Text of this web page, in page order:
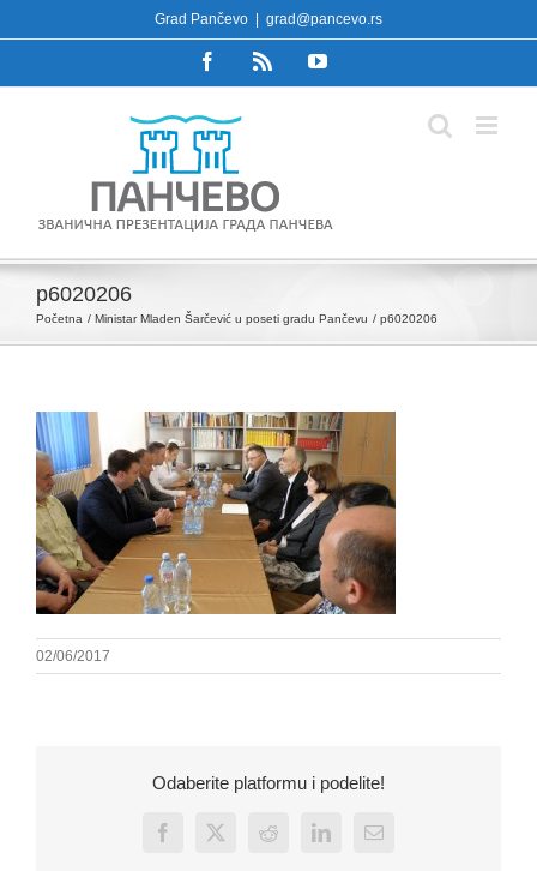
to
Grad Pančevo grad@pancevo.rs
FacebookRss YouTube
p6020206
Početna Ministar Mladen Šarčević u poseti gradu Pančevu p6020206
02/06/2017
Odaberite platformu i podelite!
Facebook
X Reddit LinkedInEmail